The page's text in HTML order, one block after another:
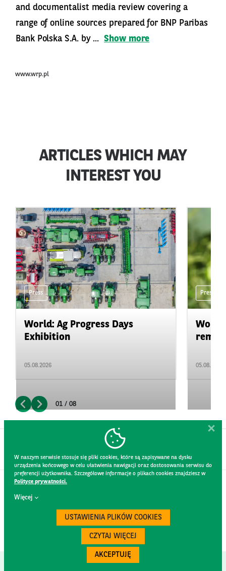
and documentalist media review covering a
range of online sources prepared for BNP Paribas
Bank Polska S.A. by ... Show more
www.wrp.pl
ARTICLES WHICH MAY
INTEREST YOU
Press
World: Ag Progress Days
Exhibition
05.08.2026
Press
05.08.2026
01 / 08
W naszym serwisie stosuje się pliki cookies, które są zapisywane na dysku
urządzenia końcowego w celu ułatwienia nawigacji oraz dostosowania serwisu do
preferencji użytkownika. Szczegółowe informacje o plikach cookies znajdziesz w
Polityce prywatności.
Więcej
USTAWIENIA PLIKÓW COOKIES
CZYTAJ WIĘCEJ
AKCEPTUJĘ
CONTACT
WEBSITE RULES